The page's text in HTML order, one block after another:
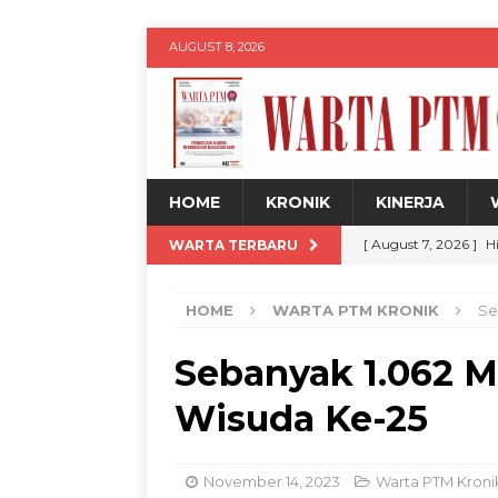
AUGUST 8, 2026
HOME KRONIK KINERJA
WARTA TERBARU [ August 7, 2026 ]
[ August 7, 2026 ]
untuk Kemajuan
Expo 2026
HOME WARTA PTM KRONIK
Sebanyak 1.062
Wisuda Ke-25
November 14, 2023 Warta PTM